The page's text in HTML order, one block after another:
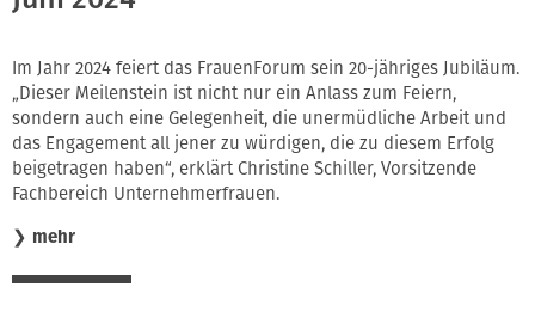
Im Jahr 2024 feiert das FrauenForum sein 20-jähriges Jubiläum.
„Dieser Meilenstein ist nicht nur ein Anlass zum Feiern,
sondern auch eine Gelegenheit, die unermüdliche Arbeit und
das Engagement all jener zu würdigen, die zu diesem Erfolg
beigetragen haben“, erklärt Christine Schiller, Vorsitzende
Fachbereich Unternehmerfrauen.
❯ mehr